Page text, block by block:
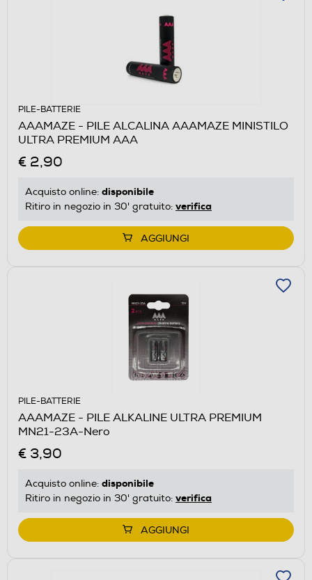
PILE-BATTERIE
AAAMAZE - PILE ALCALINA AAAMAZE MINISTILO
ULTRA PREMIUM AAA
€ 2,90
Acquisto online: disponibile
Ritiro in negozio in 30' gratuito: verifica
AGGIUNGI
PILE-BATTERIE
AAAMAZE - PILE ALKALINE ULTRA PREMIUM
MN21-23A-Nero
€ 3,90
Acquisto online: disponibile
Ritiro in negozio in 30' gratuito: verifica
AGGIUNGI